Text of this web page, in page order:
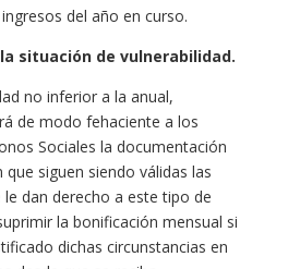
del año en curso.
situación de vulnerabilidad.
no inferior a la anual,
de modo fehaciente a los
Sociales la documentación
siguen siendo válidas las
le dan derecho a este tipo de
la bonificación mensual si
dichas circunstancias en